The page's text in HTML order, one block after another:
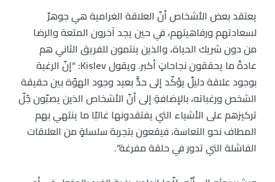
يعتقد بعض الأشخاص أنّ العلاقة الغرامية هي جوهرٌ
لسعادتهم ورفاهيتهم، في حين يجد آخرون المتعة والرضا
من دون شريك الحياة، والذين ينتمون للفريق الثاني هم
عادةً ما يحققون نجاحاتٍ أكبر. ويقول Kislev: “إنّ الرغبة
بوجود علاقة دليلٌ يؤكّد إلى حدٍّ بعيد وجود الهوّة بين حقيقة
الشخص ورغباته، بالإضافةِ إلى أنّ الأشخاص الذين يصبّون جُلّ
تركيزهم على الأشياء التي يفتقدونها غالبًا ما ينتهي بهم
المطاف نحو التعاسة، فيقعون بتجربة سلسلةٍ من العلاقات
الفاشلة التي تدور في حلقة مفرغة”.